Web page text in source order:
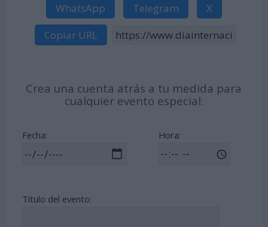
WhatsApp Telegram
X
Copiar URL
Crea una cuenta atrás a tu medida para
cualquier evento especial:
Fecha: Hora:
Título del evento: